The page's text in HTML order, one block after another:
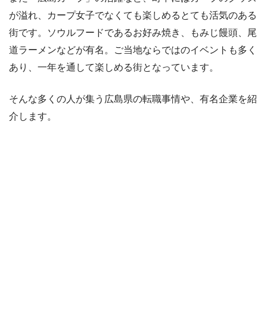
が溢れ、カープ女子でなくても楽しめるとても活気のある
街です。ソウルフードであるお好み焼き、もみじ饅頭、尾
道ラーメンなどが有名。ご当地ならではのイベントも多く
あり、一年を通して楽しめる街となっています。
そんな多くの人が集う広島県の転職事情や、有名企業を紹
介します。